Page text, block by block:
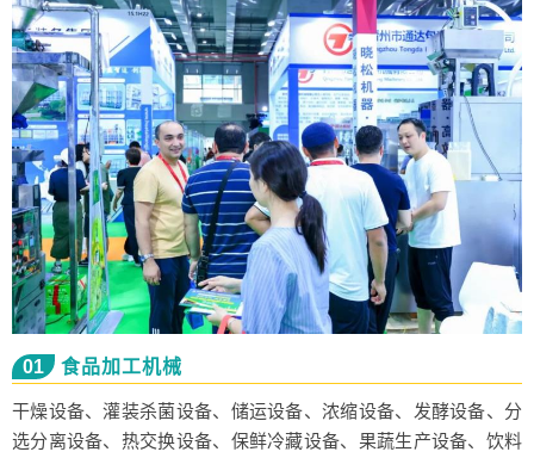
01 食品加工机械
干燥设备、灌装杀菌设备、储运设备、浓缩设备、发酵设备、分
选分离设备、热交换设备、保鲜冷藏设备、果蔬生产设备、饮料